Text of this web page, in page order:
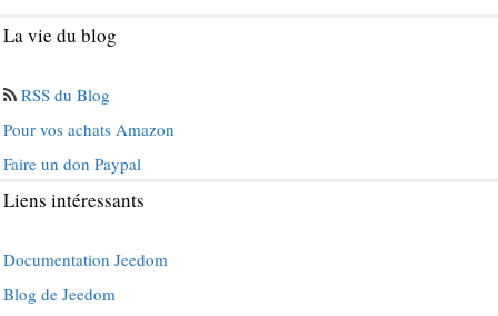
La vie du blog
RSS du Blog
Pour vos achats Amazon
Faire un don Paypal
Liens intéressants
Documentation Jeedom
Blog de Jeedom